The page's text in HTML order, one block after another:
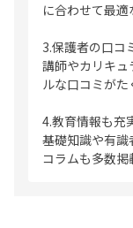
に合わせて最適
3.保護者の口コ
講師やカリキュ
ルな口コミがた
4.教育情報も充
基礎知識や有識
コラムも多数掲